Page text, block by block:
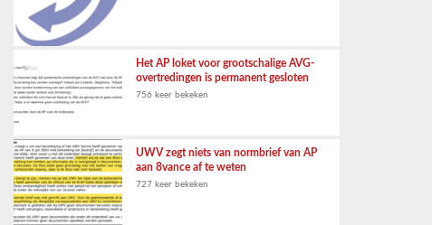
Het AP loket voor grootschalige AVG-
overtredingen is permanent gesloten
756 keer bekeken
UWV zegt niets van normbrief van AP
aan 8vance af te weten
727 keer bekeken